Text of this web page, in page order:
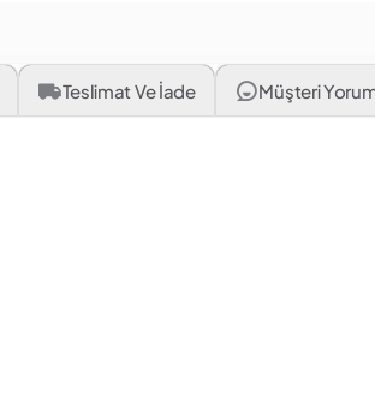
Teslimat Ve İade Müşteri